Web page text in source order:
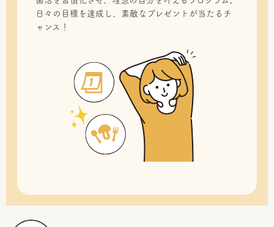
日々の目標を達成し、素敵なプレゼントが当たるチ
ャンス！